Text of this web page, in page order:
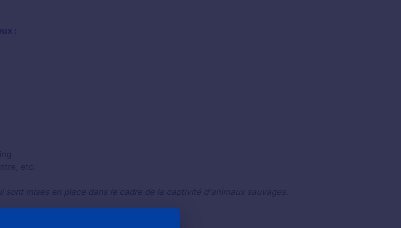
:
etc.
sont mises en place dans le cadre de la captivité d'animaux sauvages.